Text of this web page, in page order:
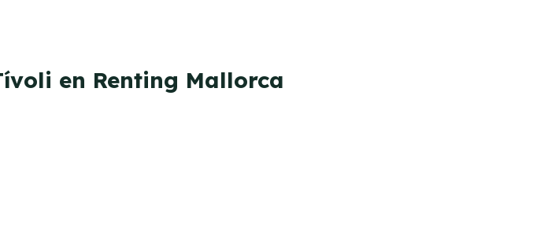
en Renting Mallorca